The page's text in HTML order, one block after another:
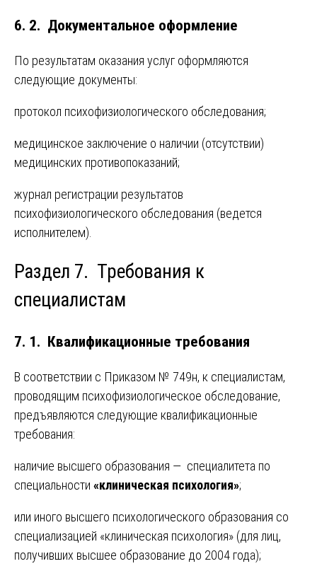
6. 2. Документальное оформление
По результатам оказания услуг оформляются
следующие документы:
протокол психофизиологического обследования;
медицинское заключение о наличии (отсутствии)
медицинских противопоказаний;
журнал регистрации результатов
психофизиологического обследования (ведется
исполнителем).
Раздел 7. Требования к
специалистам
7. 1. Квалификационные требования
В соответствии с Приказом № 749н, к специалистам,
проводящим психофизиологическое обследование,
предъявляются следующие квалификационные
требования:
наличие высшего образования — специалитета по
специальности «клиническая психология»;
или иного высшего психологического образования со
специализацией «клиническая психология» (для лиц,
получивших высшее образование до 2004 года);